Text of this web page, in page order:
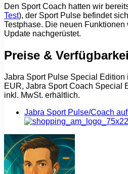
Den Sport Coach hatten wir
Test), der Sport Pulse befindet
Testphase. Die neuen
Update nachgerüstet.
Preise &
Jabra Sport Pulse Special Edition
EUR, Jabra Sport Coach Special
inkl. MwSt. erhältlich.
Jabra Sport Pulse/Coach